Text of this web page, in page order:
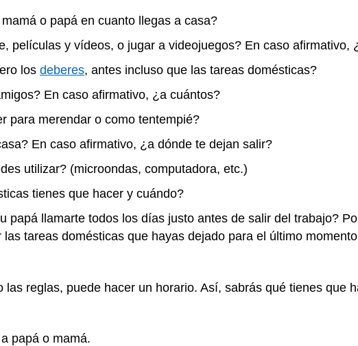
o papá en cuanto llegas a casa?
películas y vídeos, o jugar a videojuegos? En caso afirmativo,
los deberes, antes incluso que las tareas domésticas?
En caso afirmativo, ¿a cuántos?
para merendar o como tentempié?
En caso afirmativo, ¿a dónde te dejan salir?
utilizar? (microondas, computadora, etc.)
tienes que hacer y cuándo?
papá llamarte todos los días justo antes de salir del trabajo?
tareas domésticas que hayas dejado para el último
las reglas, puede hacer un horario. Así, sabrás qué tienes que
papá o mamá.